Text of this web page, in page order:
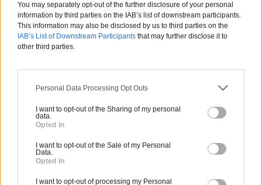
You may separately opt-out of the further disclosure of your personal
information by third parties on the IAB’s list of downstream participants.
This information may also be disclosed by us to third parties on the
IAB’s List of Downstream Participants that may further disclose it to
other third parties.
Personal Data Processing Opt Outs
I want to opt-out of the Sharing of my personal
data.
Opted In
I want to opt-out of the Sale of my Personal
Data.
Opted In
I want to opt-out of processing my Personal
Ces articles pourraientvous
intéresser